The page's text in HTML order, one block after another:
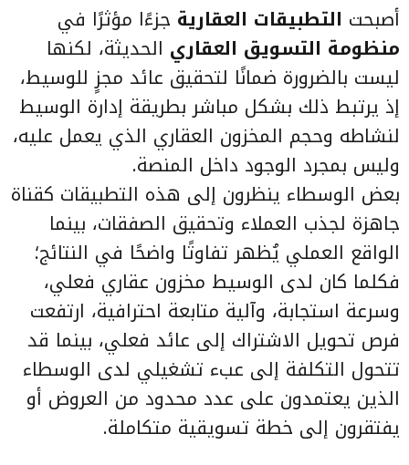
أصبحت التطبيقات العقارية جزءًا مؤثرًا في
منظومة التسويق العقاري الحديثة، لكنها
ليست بالضرورة ضمانًا لتحقيق عائد مجزٍ للوسيط،
إذ يرتبط ذلك بشكل مباشر بطريقة إدارة الوسيط
لنشاطه وحجم المخزون العقاري الذي يعمل عليه،
وليس بمجرد الوجود داخل المنصة.
بعض الوسطاء ينظرون إلى هذه التطبيقات كقناة
جاهزة لجذب العملاء وتحقيق الصفقات، بينما
الواقع العملي يُظهر تفاوتًا واضحًا في النتائج؛
فكلما كان لدى الوسيط مخزون عقاري فعلي،
وسرعة استجابة، وآلية متابعة احترافية، ارتفعت
فرص تحويل الاشتراك إلى عائد فعلي، بينما قد
تتحول التكلفة إلى عبء تشغيلي لدى الوسطاء
الذين يعتمدون على عدد محدود من العروض أو
يفتقرون إلى خطة تسويقية متكاملة.